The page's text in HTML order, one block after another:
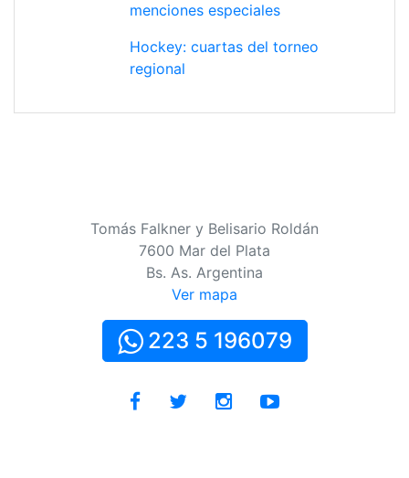
menciones especiales
Hockey: cuartas del torneo
regional
Tomás Falkner y Belisario Roldán
7600 Mar del Plata
Bs. As. Argentina
Ver mapa
223 5 196079